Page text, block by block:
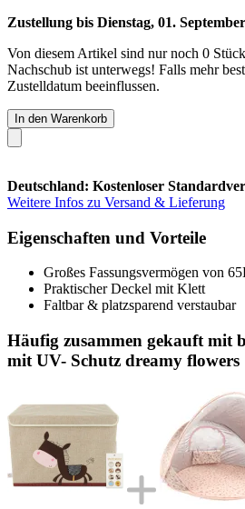
Zustellung bis Dienstag, 01. September
Von diesem Artikel sind nur noch 0
Nachschub ist unterwegs! Falls mehr
Zustelldatum beeinflussen.
In den Warenkorb
Deutschland: Kostenloser
Weitere Infos zu Versand & Lieferung
Eigenschaften und Vorteile
Großes Fassungsvermögen von
Praktischer Deckel mit Klett
Faltbar & platzsparend verstaubar
Häufig zusammen gekauft mit
mit UV- Schutz dreamy flowers